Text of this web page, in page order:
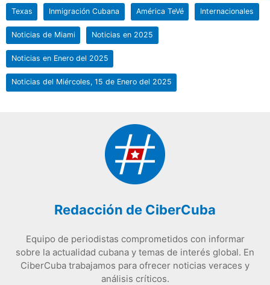
Texas Inmigración Cubana América TeVé Internacionales
Noticias de Miami Noticias en 2025
Noticias en Enero del 2025
Noticias del Miércoles, 15 de Enero del 2025
Redacción de CiberCuba
Equipo de periodistas comprometidos con informar
sobre la actualidad cubana y temas de interés global. En
CiberCuba trabajamos para ofrecer noticias veraces y
análisis críticos.